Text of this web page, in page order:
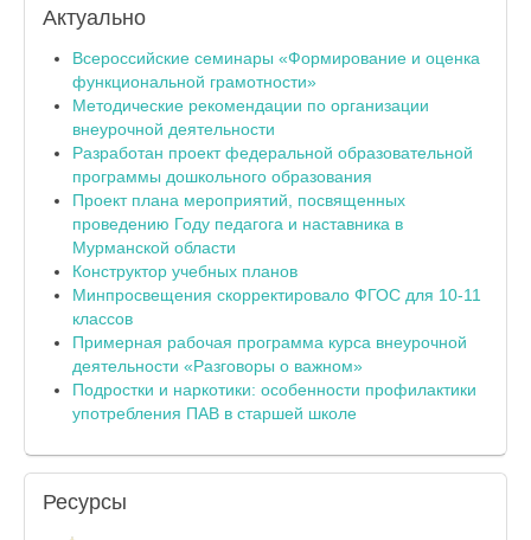
Актуально
Всероссийские семинары «Формирование и оценка
функциональной грамотности»
Методические рекомендации по организации
внеурочной деятельности
Разработан проект федеральной образовательной
программы дошкольного образования
Проект плана мероприятий, посвященных
проведению Году педагога и наставника в
Мурманской области
Конструктор учебных планов
Минпросвещения скорректировало ФГОС для 10-11
классов
Примерная рабочая программа курса внеурочной
деятельности «Разговоры о важном»
Подростки и наркотики: особенности профилактики
употребления ПАВ в старшей школе
Ресурсы